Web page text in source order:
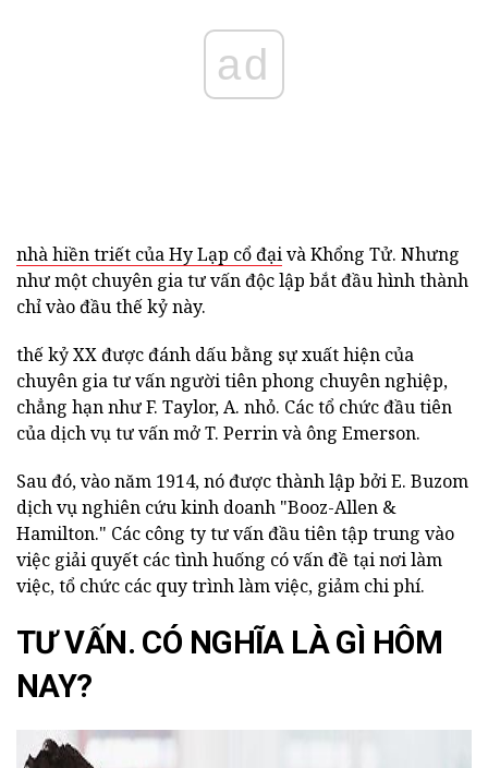
ad
nhà hiền triết của Hy Lạp cổ đạivà Khổng Tử. Nhưng
như một chuyên gia tư vấn độc lập bắt đầu hình thành
chỉ vào đầu thế kỷ này.
thế kỷ XX được đánh dấu bằng sự xuất hiện của
chuyên gia tư vấn người tiên phong chuyên nghiệp,
chẳng hạn như F. Taylor, A. nhỏ. Các tổ chức đầu tiên
của dịch vụ tư vấn mở T. Perrin và ông Emerson.
Sau đó, vào năm 1914, nó được thành lập bởi E. Buzom
dịch vụ nghiên cứu kinh doanh "Booz-Allen &
Hamilton." Các công ty tư vấn đầu tiên tập trung vào
việc giải quyết các tình huống có vấn đề tại nơi làm
việc, tổ chức các quy trình làm việc, giảm chi phí.
TƯ VẤN. CÓ NGHĨA LÀ GÌ HÔM
NAY?